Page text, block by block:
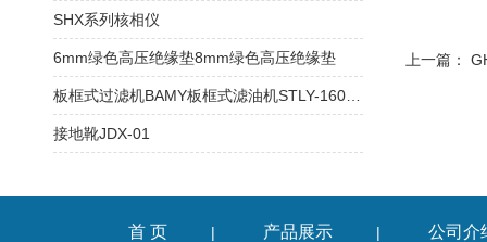
上一篇：
SHX系列核相仪
6mm绿色高压绝缘垫8mm绿色高压绝缘垫
接地靴JDX-01
首 页 | 产品展示 | 公司介